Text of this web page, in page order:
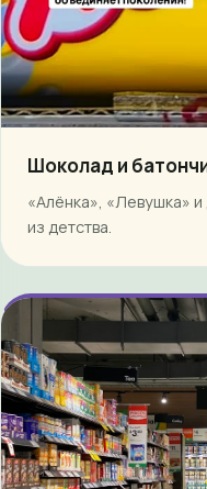
Шоколад и
«Алёнка», «Левушка»
из детства.